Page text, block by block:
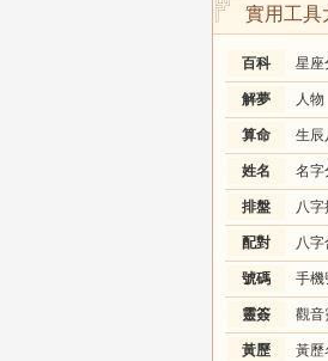
實用工具
百科 星座
解夢 人物
算命 生辰
姓名 名字
排盤 八字
配對 八字
號碼 手機
靈簽 觀音
黃歷 黃歷